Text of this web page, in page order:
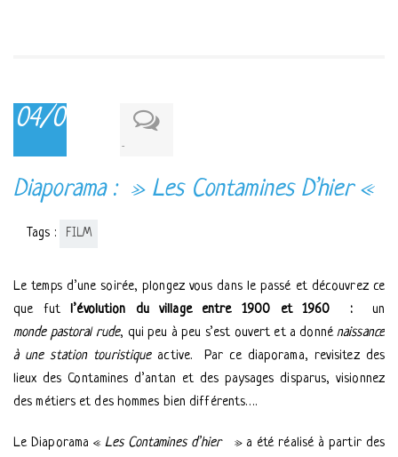
04/08/2016
-
Diaporama : » Les Contamines D’hier «
Tags : FILM
Le temps d’une soirée, plongez vous dans le passé et découvrez ce
que futl’évolution du village entre 1900 et 1960 : un
monde pastoral rude, qui peu à peu s’est ouvert et a donnénaissance
à une station touristiqueactive. Par ce diaporama, revisitez des
lieux des Contamines d’antan et des paysages disparus, visionnez
des métiers et des hommes bien différents….
Le Diaporama «Les Contamines d’hier
» a été réalisé à partir des